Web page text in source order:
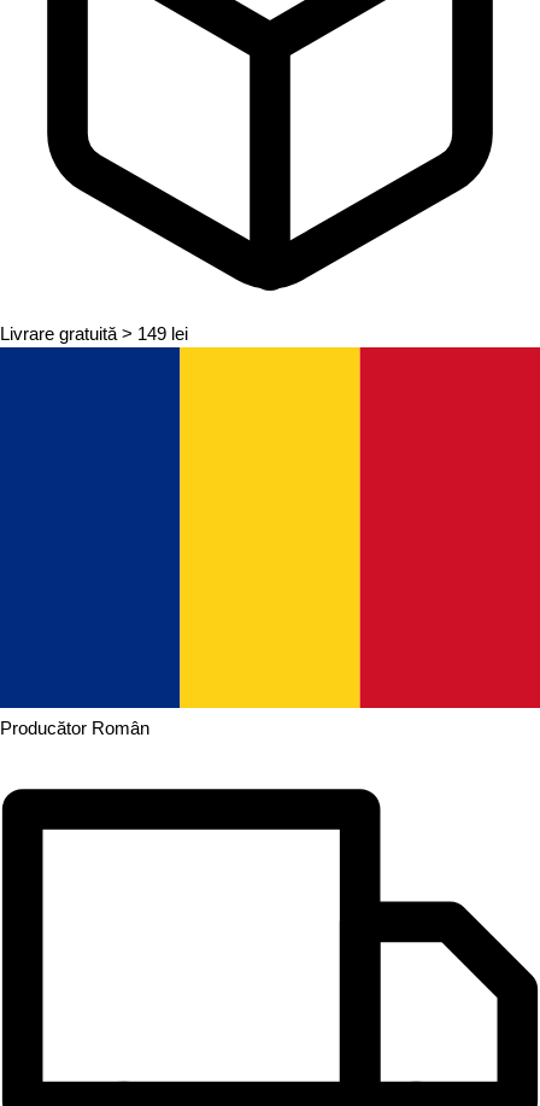
Livrare gratuită > 149 lei
Producător Român